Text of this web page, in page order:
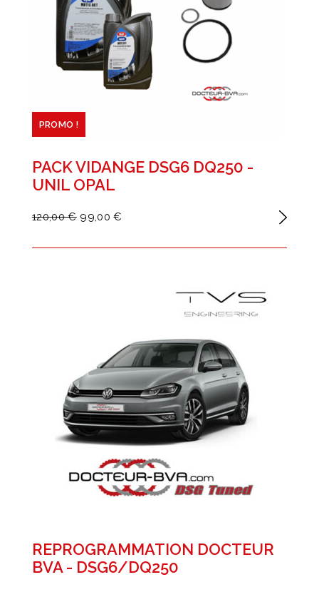
PROMO !
PACK VIDANGE DSG6 DQ250 -
UNIL OPAL
120,00 € 99,00 €
REPROGRAMMATION DOCTEUR
BVA - DSG6/DQ250